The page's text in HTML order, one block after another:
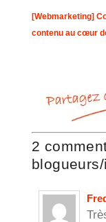
[Webmarketing]
contenu au cœur
2